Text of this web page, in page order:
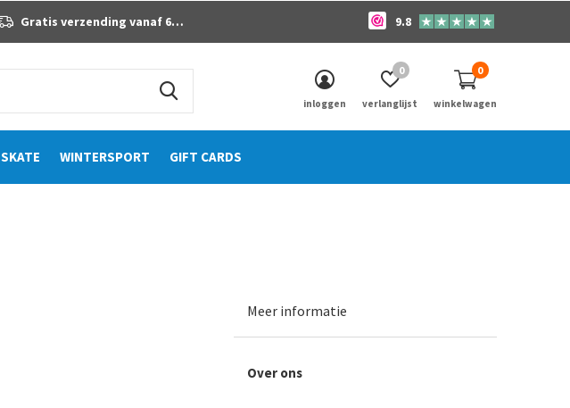
SKATE WINTERSPORT GIFT CARDS
inloggen verlanglijst
0
winkelwagen
0
Gratis verzending vanaf 60 euro 9.8
Meer informatie
Over ons